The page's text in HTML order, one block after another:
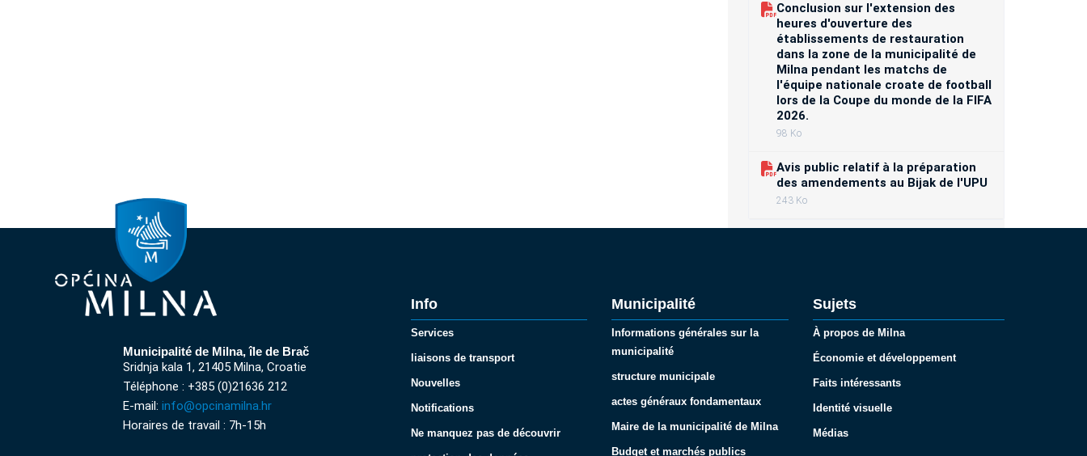
Conclusion sur l'extension des
heures d'ouverture des
établissements de restauration
dans la zone de la municipalité de
Milna pendant les matchs de
l'équipe nationale croate de football
lors de la Coupe du monde de la FIFA
2026.
98 Ko
Avis public relatif à la préparation
des amendements au Bijak de l'UPU
243 Ko
Municipalité de Milna, île de Brač
Sridnja kala 1, 21405 Milna, Croatie
Téléphone : +385 (0)21636 212
E-mail: info@opcinamilna.hr
Horaires de travail : 7h-15h
Info
Services
liaisons de transport
Nouvelles
Notifications
Ne manquez pas de découvrir
Municipalité
Informations générales sur la
municipalité
structure municipale
actes généraux fondamentaux
Maire de la municipalité de Milna
Budget et marchés publics
Sujets
À propos de Milna
Économie et développement
Faits intéressants
Identité visuelle
Médias